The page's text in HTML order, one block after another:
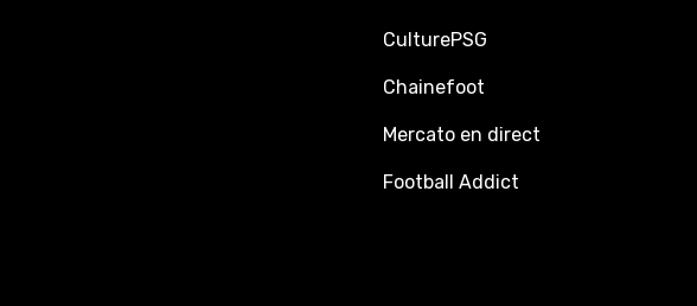
CulturePSG
Chainefoot
Mercato en direct
Football Addict